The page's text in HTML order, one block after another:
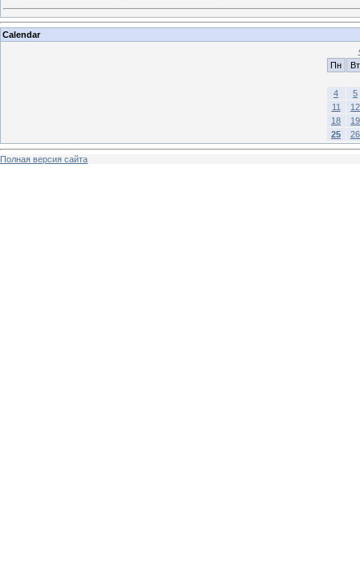
Calendar
Пн
Вт
4
5
11
12
18
19
25
26
Полная версия сайта